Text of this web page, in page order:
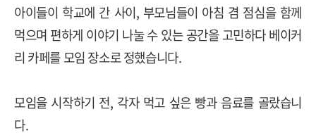
아이들이 학교에 간 사이, 부모님들이 아침 겸 점심을 함께
먹으며 편하게 이야기 나눌 수 있는 공간을 고민하다 베이커
리 카페를 모임 장소로 정했습니다.
모임을 시작하기 전, 각자 먹고 싶은 빵과 음료를 골랐습니
다.